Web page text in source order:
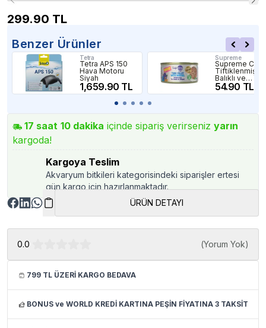
299.90 TL
Benzer Ürünler
Tetra
Tetra APS 150
Hava Motoru
Siyah
1,659.90 TL
Supreme
Supreme Cat
Tiftiklenmiş
Balıklı ve
Midyeli
Konserve Kedi
54.90 TL
17 saat 10 dakika içinde sipariş verirseniz yarın
kargoda!
Kargoya Teslim
Akvaryum bitkileri kategorisindeki siparişler ertesi
gün kargo için hazırlanmaktadır.
ÜRÜN DETAYI
0.0 (Yorum Yok)
799 TL ÜZERİ KARGO BEDAVA
BONUS ve WORLD KREDİ KARTINA PEŞİN FİYATINA 3 TAKSİT